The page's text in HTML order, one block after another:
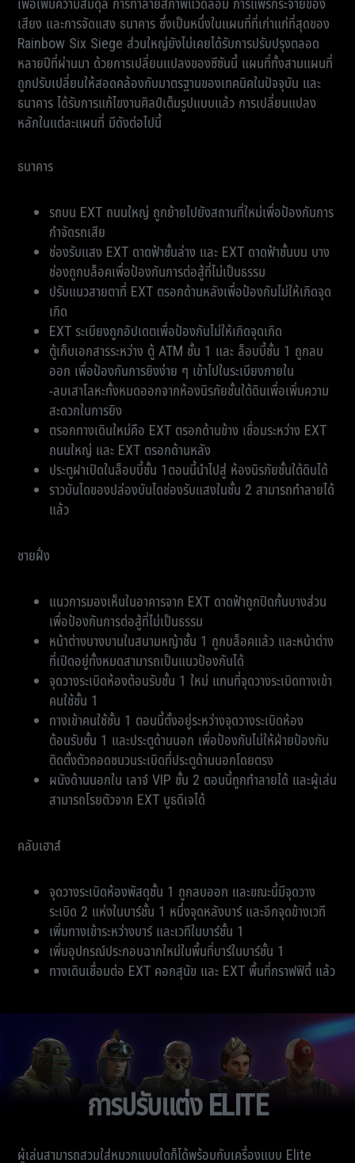
เสียง และการจัดแสง ธนาคาร ซึ่งเป็นหนึ่งในแผนที่ที่เก่าแก่ที่สุดของ
Rainbow Six Siege ส่วนใหญ่ยังไม่เคยได้รับการปรับปรุงตลอด
หลายปีที่ผ่านมา ด้วยการเปลี่ยนแปลงของซีซันนี้ แผนที่ทั้งสามแผนที่
ถูกปรับเปลี่ยนให้สอดคล้องกับมาตรฐานของเทคนิคในปัจจุบัน และ
ธนาคาร ได้รับการแก้ไขงานศิลป์เต็มรูปแบบแล้ว การเปลี่ยนแปลง
หลักในแต่ละแผนที่ มีดังต่อไปนี้
ธนาคาร
รถบน EXT ถนนใหญ่ ถูกย้ายไปยังสถานที่ใหม่เพื่อป้องกันการ
กำจัดรถเสีย
ช่องรับแสง EXT ดาดฟ้าชั้นล่าง และ EXT ดาดฟ้าชั้นบน บาง
ช่องถูกบล็อคเพื่อป้องกันการต่อสู้ที่ไม่เป็นธรรม
ปรับแนวสายตาที่ EXT ตรอกด้านหลังเพื่อป้องกันไม่ให้เกิดจุด
เกิด
EXT ระเบียงถูกอัปเดตเพื่อป้องกันไม่ให้เกิดจุดเกิด
ตู้เก็บเอกสารระหว่าง ตู้ ATM ชั้น 1 และ ล็อบบี้ชั้น 1 ถูกลบ
ออก เพื่อป้องกันการยิงง่าย ๆ เข้าไปในระเบียงภายใน
-ลบเสาโลหะทั้งหมดออกจากห้องนิรภัยชั้นใต้ดินเพื่อเพิ่มความ
สะดวกในการยิง
ตรอกทางเดินใหม่คือ EXT ตรอกด้านข้าง เชื่อมระหว่าง EXT
ถนนใหญ่ และ EXT ตรอกด้านหลัง
ประตูฝาเปิดในล็อบบี้ชั้น 1ตอนนี้นำไปสู่ ห้องนิรภัยชั้นใต้ดินได้
ราวบันไดของปล่องบันไดช่องรับแสงในชั้น 2 สามารถทำลายได้
แล้ว
ชายฝั่ง
แนวการมองเห็นในอาคารจาก EXT ดาดฟ้าถูกปิดกั้นบางส่วน
เพื่อป้องกันการต่อสู้ที่ไม่เป็นธรรม
หน้าต่างบางบานในสนามหญ้าชั้น 1 ถูกบล็อคแล้ว และหน้าต่าง
ที่เปิดอยู่ทั้งหมดสามารถเป็นแนวป้องกันได้
จุดวางระเบิดห้องต้อนรับชั้น 1 ใหม่ แทนที่จุดวางระเบิดทางเข้า
คนใช้ชั้น 1
ทางเข้าคนใช้ชั้น 1 ตอนนี้ตั้งอยู่ระหว่างจุดวางระเบิดห้อง
ต้อนรับชั้น 1 และประตูด้านนอก เพื่อป้องกันไม่ให้ฝ่ายป้องกัน
ติดตั้งตัวถอดชนวนระเบิดที่ประตูด้านนอกโดยตรง
ผนังด้านนอกใน เลาจ์ VIP ชั้น 2 ตอนนี้ถูกทำลายได้ และผู้เล่น
สามารถโรยตัวจาก EXT บูธดีเจได้
คลับเฮาส์
จุดวางระเบิดห้องพัสดุชั้น 1 ถูกลบออก และขณะนี้มีจุดวาง
ระเบิด 2 แห่งในบาร์ชั้น 1 หนึ่งจุดหลังบาร์ และอีกจุดข้างเวที
เพิ่มทางเข้าระหว่างบาร์ และเวทีในบาร์ชั้น 1
เพิ่มอุปกรณ์ประกอบฉากใหม่ในพื้นที่บาร์ในบาร์ชั้น 1
ทางเดินเชื่อมต่อ EXT คอกสุนัข และ EXT พื้นที่กราฟฟิตี้ แล้ว
การปรับแต่ง ELITE
ผู้เล่นสามารถสวมใส่หมวกแบบใดก็ได้พร้อมกับเครื่องแบบ Elite